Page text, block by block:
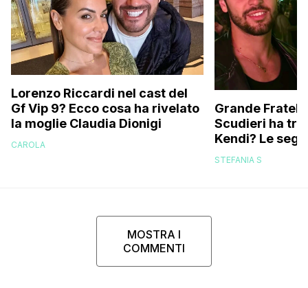
Lorenzo Riccardi nel cast del
Gf Vip 9? Ecco cosa ha rivelato
la moglie Claudia Dionigi
CAROLA
Grande
Scudieri ha
Kendi? Le
replica dell’ex
STEFANIA S
MOSTRA I
COMMENTI